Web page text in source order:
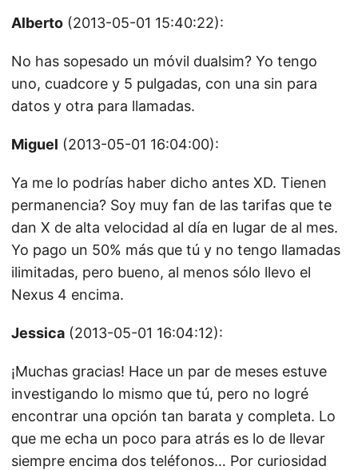
Alberto (2013-05-01 15:40:22):
No has sopesado un móvil dualsim? Yo tengo
uno, cuadcore y 5 pulgadas, con una sin para
datos y otra para llamadas.
Miguel (2013-05-01 16:04:00):
Ya me lo podrías haber dicho antes XD. Tienen
permanencia? Soy muy fan de las tarifas que te
dan X de alta velocidad al día en lugar de al mes.
Yo pago un 50% más que tú y no tengo llamadas
ilimitadas, pero bueno, al menos sólo llevo el
Nexus 4 encima.
Jessica (2013-05-01 16:04:12):
¡Muchas gracias! Hace un par de meses estuve
investigando lo mismo que tú, pero no logré
encontrar una opción tan barata y completa. Lo
que me echa un poco para atrás es lo de llevar
siempre encima dos teléfonos… Por curiosidad